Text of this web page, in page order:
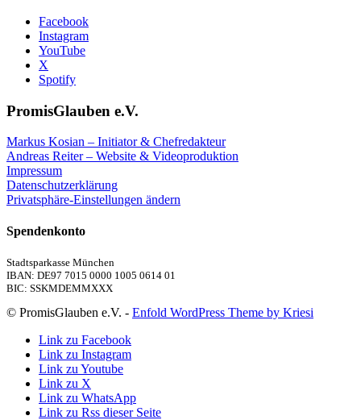
Facebook
Instagram
YouTube
X
Spotify
PromisGlauben e.V.
Markus Kosian – Initiator & Chefredakteur
Andreas Reiter – Website & Videoproduktion
Impressum
Datenschutzerklärung
Privatsphäre-Einstellungen ändern
Spendenkonto
Stadtsparkasse München
IBAN: DE97 7015 0000 1005 0614 01
BIC: SSKMDEMMXXX
© PromisGlauben e.V. - Enfold WordPress Theme by Kriesi
Link zu Facebook
Link zu Instagram
Link zu Youtube
Link zu X
Link zu WhatsApp
Link zu Rss dieser Seite